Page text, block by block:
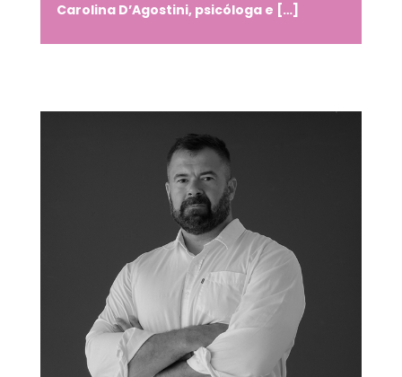
Carolina D’Agostini, psicóloga e […]